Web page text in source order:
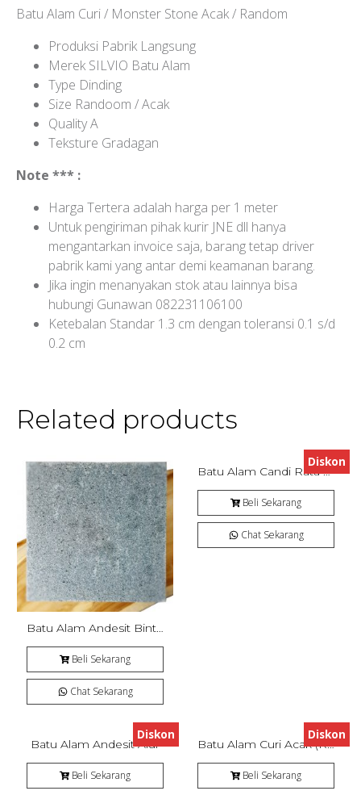
Batu Alam Curi / Monster Stone Acak / Random
Produksi Pabrik Langsung
Merek SILVIO Batu Alam
Type Dinding
Size Randoom / Acak
Quality A
Teksture Gradagan
Note *** :
Harga Tertera adalah harga per 1 meter
Untuk pengiriman pihak kurir JNE dll hanya
mengantarkan invoice saja, barang tetap driver
pabrik kami yang antar demi keamanan barang.
Jika ingin menanyakan stok atau lainnya bisa
hubungi Gunawan 082231106100
Ketebalan Standar 1.3 cm dengan toleransi 0.1 s/d
0.2 cm
Related products
Batu Alam Andesit Bintik Bakar
Beli Sekarang
Chat Sekarang
Diskon
Batu Alam Candi Rata Alam (RTA)
Beli Sekarang
Chat Sekarang
Diskon
Batu Alam Andesit Alur
Beli Sekarang
Diskon
Batu Alam Curi Acak (Random) Monster Stone
Beli Sekarang